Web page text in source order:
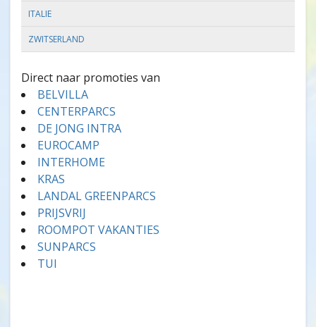
ITALIE
ZWITSERLAND
Direct naar promoties van
BELVILLA
CENTERPARCS
DE JONG INTRA
EUROCAMP
INTERHOME
KRAS
LANDAL GREENPARCS
PRIJSVRIJ
ROOMPOT VAKANTIES
SUNPARCS
TUI